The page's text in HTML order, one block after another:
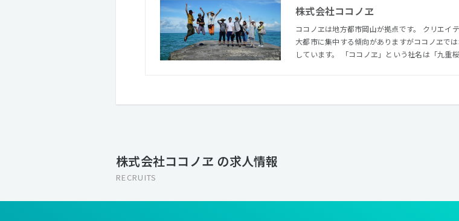
株式会社ココノヱ
ココノヱは地方都市岡山が拠点です。 クリエイ
大都市に集中する傾向がありますがココノヱで
しています。 「ココノヱ」という社名は「九重桜」という、美しさの象徴とされる八重桜よりもさらに綺
株式会社ココノヱ の求人情報
RECRUITS